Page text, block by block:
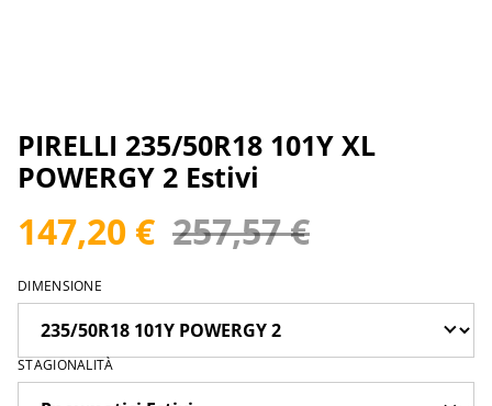
PIRELLI 235/50R18 101Y XL
POWERGY 2 Estivi
147,20 € 257,57 €
DIMENSIONE
STAGIONALITÀ